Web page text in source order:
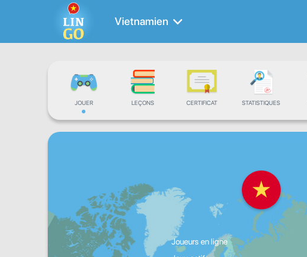
Vietnamien
JOUER LEÇONS CERTIFICAT STATISTIQUES
Joueurs en ligne